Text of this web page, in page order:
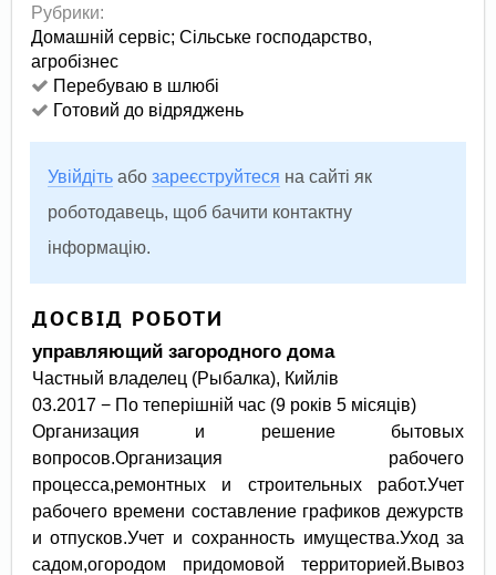
Рубрики:
Домашній сервіс; Сільське господарство,
агробізнес
Перебуваю в шлюбі
Готовий до відряджень
Увійдіть абозареєструйтеся на сайті як
роботодавець, щоб бачити контактну
інформацію.
ДОСВІД РОБОТИ
управляющий загородного дома
Частный владелец (Рыбалка), Кийлів
03.2017 − По теперішній час (9 років 5 місяців)
Организация и решение бытовых
вопросов.Организация рабочего
процесса,ремонтных и строительных работ.Учет
рабочего времени составление графиков дежурств
и отпусков.Учет и сохранность имущества.Уход за
садом,огородом придомовой территорией.Вывоз